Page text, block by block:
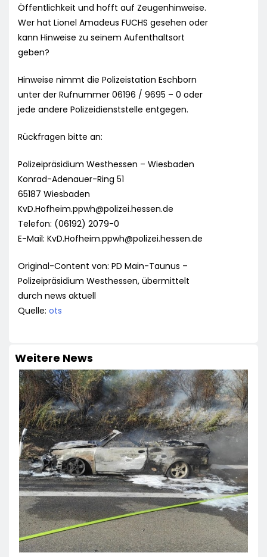
Öffentlichkeit und hofft auf Zeugenhinweise.
Wer hat Lionel Amadeus FUCHS gesehen oder
kann Hinweise zu seinem Aufenthaltsort
geben?
Hinweise nimmt die Polizeistation Eschborn
unter der Rufnummer 06196 / 9695 – 0 oder
jede andere Polizeidienststelle entgegen.
Rückfragen bitte an:
Polizeipräsidium Westhessen – Wiesbaden
Konrad-Adenauer-Ring 51
65187 Wiesbaden
KvD.Hofheim.ppwh@polizei.hessen.de
Telefon: (06192) 2079-0
E-Mail: KvD.Hofheim.ppwh@polizei.hessen.de
Original-Content von: PD Main-Taunus –
Polizeipräsidium Westhessen, übermittelt
durch news aktuell
Quelle: ots
Weitere News